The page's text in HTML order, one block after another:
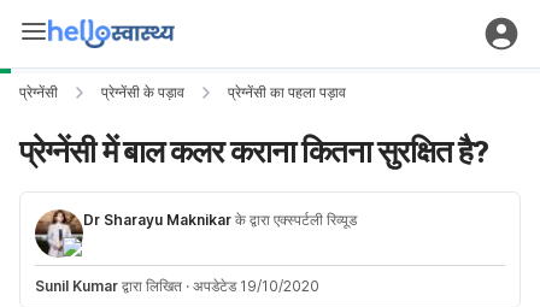
प्रेग्नेंसी प्रेग्नेंसी के पड़ाव प्रेग्नेंसी का पहला पड़ाव
प्रेग्नेंसी में बाल कलर कराना कितना सुरक्षित है?
Dr Sharayu Maknikar के द्वारा एक्स्पर्टली रिव्यूड
Sunil Kumar द्वारा लिखित · अपडेटेड 19/10/2020